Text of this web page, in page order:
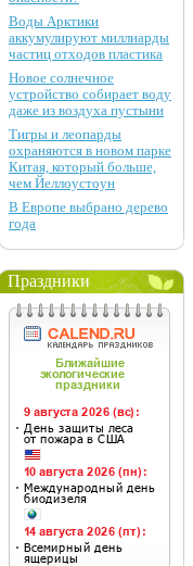
Воды Арктики
аккумулируют миллиарды
частиц отходов пластика
Новое солнечное
устройство собирает воду
даже из воздуха пустыни
Тигры и леопарды
охраняются в новом парке
Китая, который больше,
чем Йеллоустоун
В Европе выбрано дерево
года
Праздники